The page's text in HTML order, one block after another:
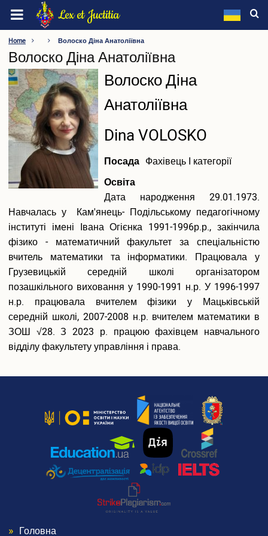
Skip
main
content
Lex et Juctitia
LEONID YUZKOV KHMELNYTSKYI UNIVERSITY OF
MANAGEMENT AND LAW
About the university
Information about the university
Видатні особистості
Rectorate
Academic Council
Supervisory Board
Methodology Council
Labor Collective Conference
Faculties
Departments
Other Units
Regulatory Framework
Vacancies
Accreditation
Internal Quality Assurance System of Education
Етика, академічна доброчесність та антикорупційна
політика
Гендерна політика Університету
Newspaper Leonid Yuzkov Khmelnytskyi University of
Безпека освітнього середовища
Фотогалерея
Відеогалерея
To an Applicant
Admission Commission
Information on Educational Activities
Number of Budget Places of the Regional Order
Training Cost at Leonid Yuzkov Khmelnytskyi University of
Home Волоско Діна Анатоліївна
Волоско Діна Анатоліївна
ПІБ
Волоско Діна
Анатоліївна
ПІБ
(англійською)
Dina VOLOSKO
Посада Фахівець І категорії
Освіта
Дата народження 29.01.1973.
Навчалась у Кам'янець- Подільському педагогічному
інституті імені Івана Огієнка 1991-1996р.р., закінчила
фізико - математичний факультет за спеціальністю
вчитель математики та інформатики. Працювала у
Грузевицькій середній школі організатором
позашкільного виховання у 1990-1991 н.р. У 1996-1997
н.р. працювала вчителем фізики у Мацьківській
середній школі, 2007-2008 н.р. вчителем математики в
ЗОШ √28. З 2023 р. працюю фахівцем навчального
відділу факультету управління і права.
Головна